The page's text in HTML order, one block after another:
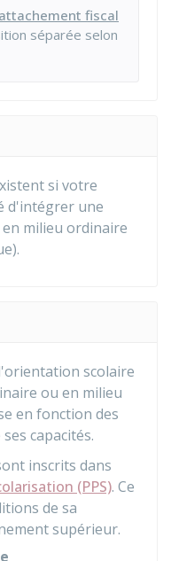
fiscal
séparée selon
si votre
d'intégrer une
milieu ordinaire
scolaire
ou en milieu
en fonction des
capacités.
inscrits dans
(PPS). Ce
de sa
supérieur.